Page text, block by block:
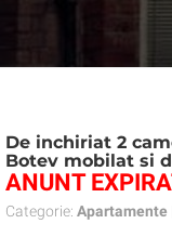
De inchiriat 2
Botev mobilat si
ANUNT
Categorie: Apartamente